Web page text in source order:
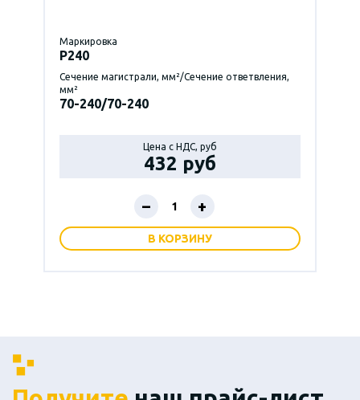
Маркировка
P240
Сечение магистрали, мм²/Сечение ответвления,
мм²
70-240/70-240
Цена с НДС, руб
432 руб
– +
В КОРЗИНУ